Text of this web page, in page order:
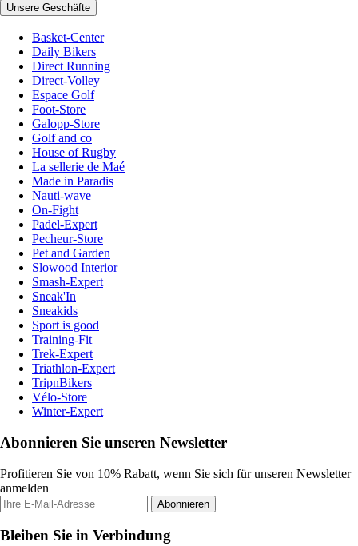
Unsere Geschäfte
Basket-Center
Daily Bikers
Direct Running
Direct-Volley
Espace Golf
Foot-Store
Galopp-Store
Golf and co
House of Rugby
La sellerie de Maé
Made in Paradis
Nauti-wave
On-Fight
Padel-Expert
Pecheur-Store
Pet and Garden
Slowood Interior
Smash-Expert
Sneak'In
Sneakids
Sport is good
Training-Fit
Trek-Expert
Triathlon-Expert
TripnBikers
Vélo-Store
Winter-Expert
Abonnieren Sie unseren Newsletter
Profitieren Sie von 10% Rabatt, wenn Sie sich für unseren Newsletter
anmelden
Abonnieren
Bleiben Sie in Verbindung